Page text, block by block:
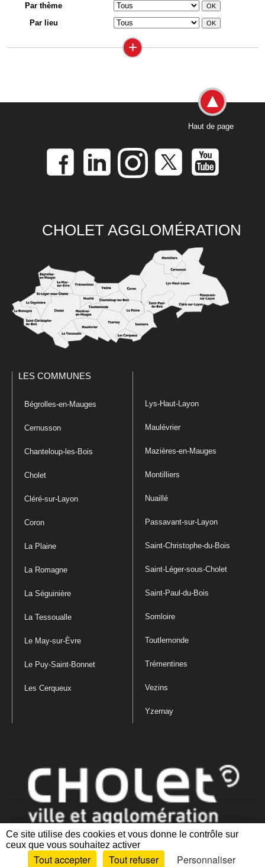
Ce site utilise des cookies et vous donne le contrôle sur
ceux que vous souhaitez activer
Tout accepter Tout refuser Personnaliser
Par thème
Par lieu
+
Haut de page
CHOLET AGGLOMÉRATION
LES COMMUNES
Bégrolles-en-Mauges
Cernusson
Chanteloup-les-Bois
Cholet
Cléré-sur-Layon
Coron
La Plaine
La Romagne
La Séguinière
La Tessoualle
Le May-sur-Èvre
Le Puy-Saint-Bonnet
Les Cerqueux
Lys-Haut-Layon
Maulévrier
Mazières-en-Mauges
Montilliers
Nuaillé
Passavant-sur-Layon
Saint-Christophe-du-Bois
Saint-Léger-sous-Cholet
Saint-Paul-du-Bois
Somloire
Toutlemonde
Trémentines
Vezins
Yzernay
Mentions légales|Politique de confidentialité
des cookies |Plan du site Accessibilité : partiellement conforme